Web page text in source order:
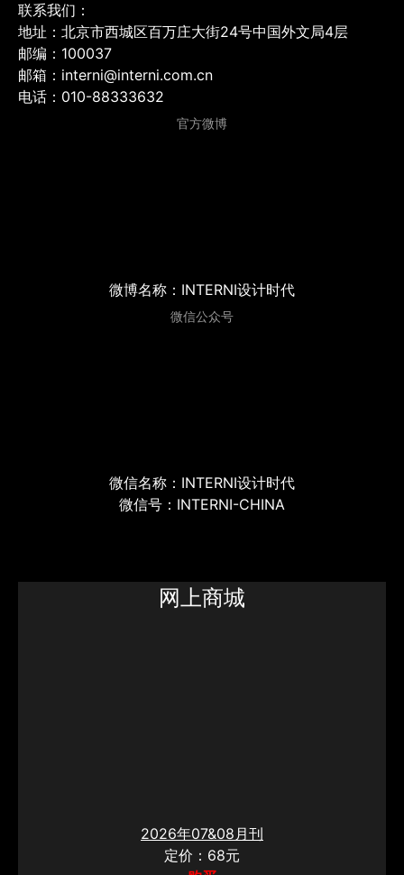
联系我们：
地址：北京市西城区百万庄大街24号中国外文局4层
邮编：100037
邮箱：interni@interni.com.cn
电话：010-88333632
官方微博
微博名称：INTERNI设计时代
微信公众号
微信名称：INTERNI设计时代
微信号：INTERNI-CHINA
网上商城
2026年07&08月刊
定价：68元